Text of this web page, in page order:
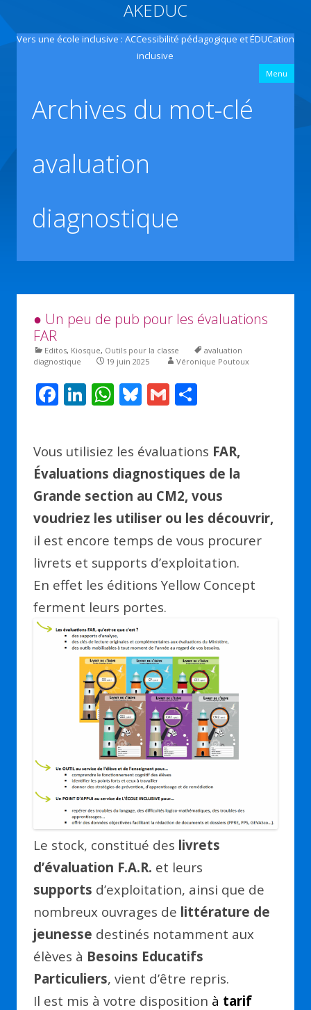
AKEDUC
Vers une école inclusive : ACCessibilité pédagogique et ÉDUCation
inclusive
Menu
Archives du mot-clé
avaluation
diagnostique
● Un peu de pub pour les évaluations
FAR
Editos, Kiosque, Outils pour la classe
avaluation
diagnostique
19 juin 2025 Véronique Poutoux
F
b
o
o
k
Li
e
dI
n
W
at
s
A
p
p
Bl
e
sk
y
G
l
ta
g
er
Vous utilisiez les évaluations FAR,
Évaluations diagnostiques de la
Grande section au CM2, vous
voudriez les utiliser ou les découvrir,
il est encore temps de vous procurer
livrets et supports d’exploitation.
En effet les éditions Yellow Concept
ferment leurs portes.
Le stock, constitué des livrets
d’évaluation F.A.R. et leurs
supports d’exploitation, ainsi que de
nombreux ouvrages de littérature de
jeunesse destinés notamment aux
élèves à Besoins Educatifs
Particuliers, vient d’être repris.
Il est mis à votre disposition à tarif